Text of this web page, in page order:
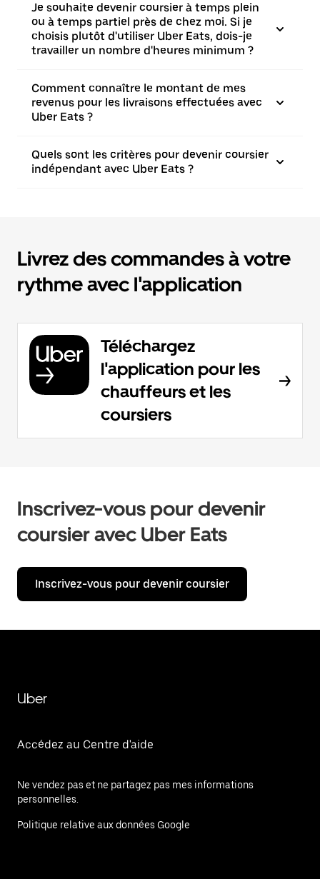
Je souhaite devenir coursier à temps plein
ou à temps partiel près de chez moi. Si je
choisis plutôt d'utiliser Uber Eats, dois-je
travailler un nombre d'heures minimum ?
Comment connaître le montant de mes
revenus pour les livraisons effectuées avec
Uber Eats ?
Quels sont les critères pour devenir coursier
indépendant avec Uber Eats ?
Livrez des commandes à votre
rythme avec l'application
Téléchargez
l'application pour les
chauffeurs et les
coursiers
Inscrivez-vous pour devenir
coursier avec Uber Eats
Inscrivez-vous pour devenir coursier
Uber
Accédez au Centre d'aide
Ne vendez pas et ne partagez pas mes informations
personnelles.
Politique relative aux données Google